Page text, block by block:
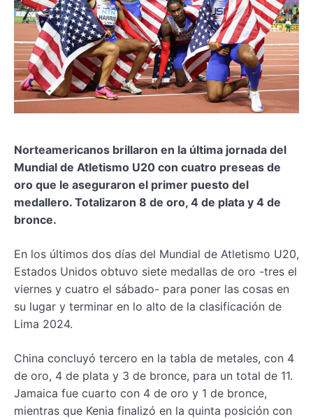
Norteamericanos brillaron en la última jornada del
Mundial de Atletismo U20 con cuatro preseas de
oro que le aseguraron el primer puesto del
medallero. Totalizaron 8 de oro, 4 de plata y 4 de
bronce.
En los últimos dos días del Mundial de Atletismo U20,
Estados Unidos obtuvo siete medallas de oro -tres el
viernes y cuatro el sábado- para poner las cosas en
su lugar y terminar en lo alto de la clasificación de
Lima 2024.
China concluyó tercero en la tabla de metales, con 4
de oro, 4 de plata y 3 de bronce, para un total de 11.
Jamaica fue cuarto con 4 de oro y 1 de bronce,
mientras que Kenia finalizó en la quinta posición con